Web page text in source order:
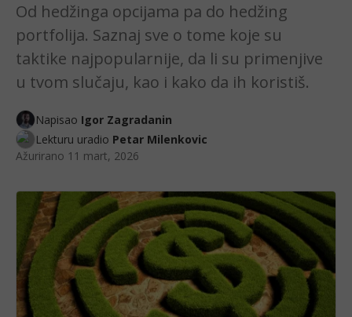
Od hedžinga opcijama pa do hedžing
portfolija. Saznaj sve o tome koje su
taktike najpopularnije, da li su primenjive
u tvom slučaju, kao i kako da ih koristiš.
Napisao Igor Zagradanin
Lekturu uradio Petar Milenkovic
Ažurirano 11 mart, 2026